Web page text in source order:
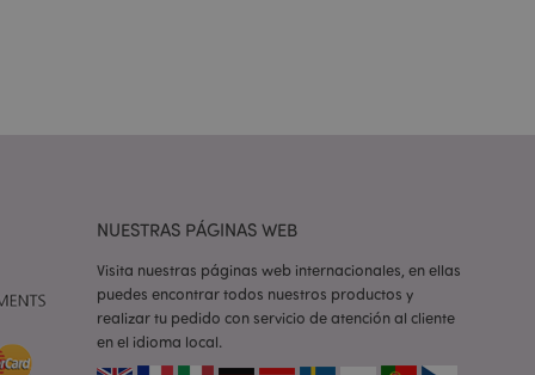
NUESTRAS PÁGINAS WEB
Visita nuestras páginas web internacionales, en ellas
puedes encontrar todos nuestros productos y
realizar tu pedido con servicio de atención al cliente
en el idioma local.
el
se carguen más
el
contenido en el
se carguen más